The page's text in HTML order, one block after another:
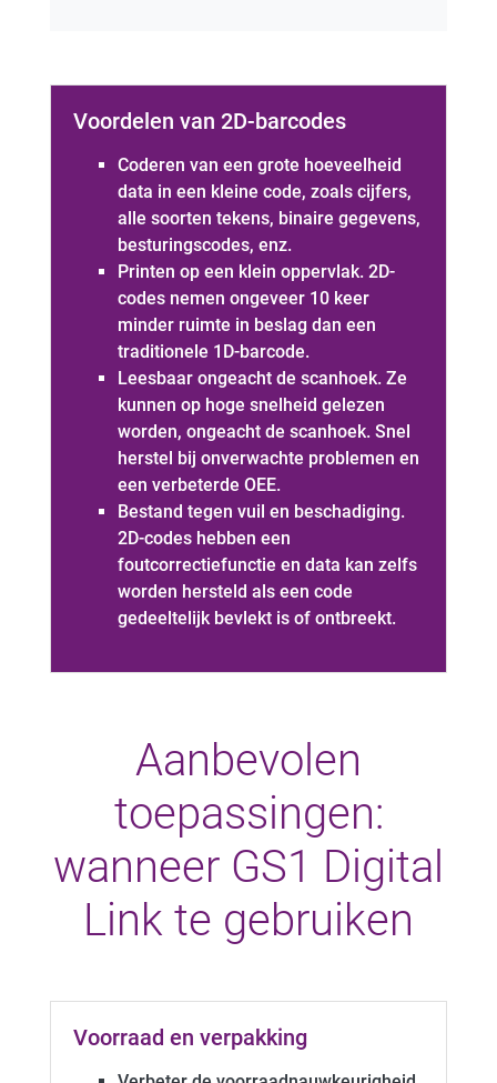
Voordelen van 2D-barcodes
Coderen van een grote hoeveelheid
data in een kleine code, zoals cijfers,
alle soorten tekens, binaire gegevens,
besturingscodes, enz.
Printen op een klein oppervlak. 2D-
codes nemen ongeveer 10 keer
minder ruimte in beslag dan een
traditionele 1D-barcode.
Leesbaar ongeacht de scanhoek. Ze
kunnen op hoge snelheid gelezen
worden, ongeacht de scanhoek. Snel
herstel bij onverwachte problemen en
een verbeterde OEE.
Bestand tegen vuil en beschadiging.
2D-codes hebben een
foutcorrectiefunctie en data kan zelfs
worden hersteld als een code
gedeeltelijk bevlekt is of ontbreekt.
Aanbevolen
toepassingen:
wanneer GS1 Digital
Link te gebruiken
Voorraad en verpakking